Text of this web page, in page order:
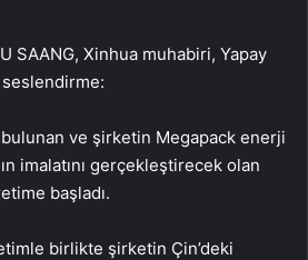
SAANG, Xinhua muhabiri, Yapay
bulunan ve şirketin Megapack enerji
imalatını gerçekleştirecek olan
başladı.
birlikte şirketin Çin’deki